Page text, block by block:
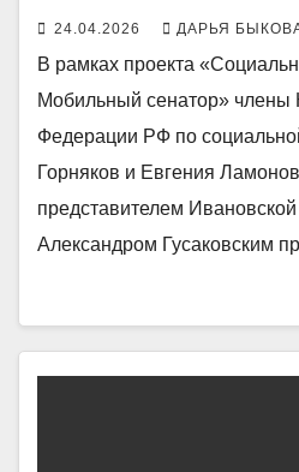
24.04.2026 ДАРЬЯ
В рамках проекта
Мобильный сенатор» члены
Федерации РФ по
Горняков и Евгения
представителем
Александром Гусаковским